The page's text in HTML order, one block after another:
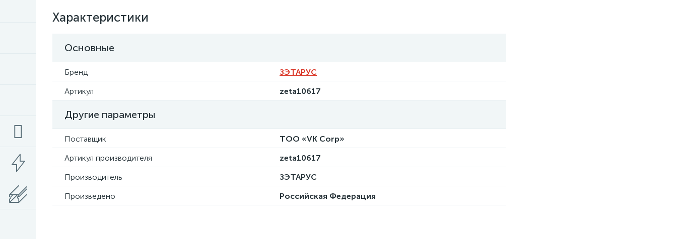
Характеристики
Основные
Бренд
ЗЭТАРУС
Артикул
zeta10617
Другие параметры
Поставщик
ТОО «VK Corp»
Артикул производителя
zeta10617
Производитель
ЗЭТАРУС
Произведено
Российская Федерация